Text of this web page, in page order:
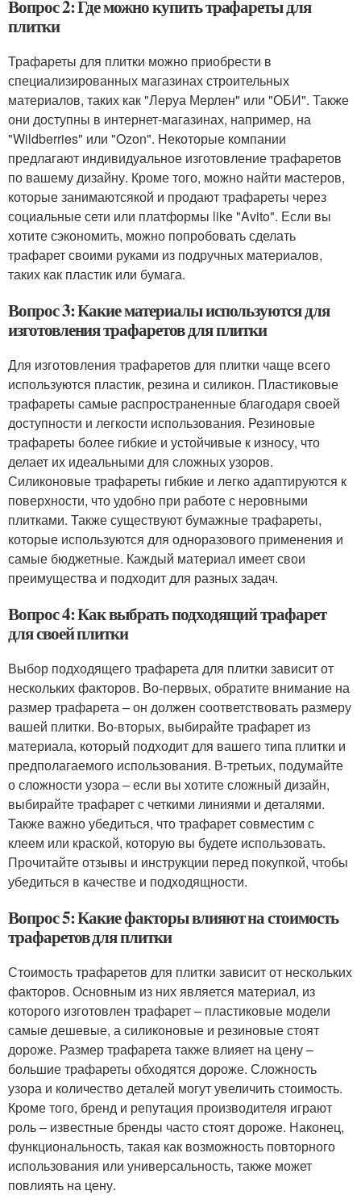
Вопрос 2: Где можно купить трафареты для
плитки
Трафареты для плитки можно приобрести в
специализированных магазинах строительных
материалов, таких как "Леруа Мерлен" или "ОБИ". Также
они доступны в интернет-магазинах, например, на
"Wildberries" или "Ozon". Некоторые компании
предлагают индивидуальное изготовление трафаретов
по вашему дизайну. Кроме того, можно найти мастеров,
которые занимаютсякой и продают трафареты через
социальные сети или платформы like "Avito". Если вы
хотите сэкономить, можно попробовать сделать
трафарет своими руками из подручных материалов,
таких как пластик или бумага.
Вопрос 3: Какие материалы используются для
изготовления трафаретов для плитки
Для изготовления трафаретов для плитки чаще всего
используются пластик, резина и силикон. Пластиковые
трафареты самые распространенные благодаря своей
доступности и легкости использования. Резиновые
трафареты более гибкие и устойчивые к износу, что
делает их идеальными для сложных узоров.
Силиконовые трафареты гибкие и легко адаптируются к
поверхности, что удобно при работе с неровными
плитками. Также существуют бумажные трафареты,
которые используются для одноразового применения и
самые бюджетные. Каждый материал имеет свои
преимущества и подходит для разных задач.
Вопрос 4: Как выбрать подходящий трафарет
для своей плитки
Выбор подходящего трафарета для плитки зависит от
нескольких факторов. Во-первых, обратите внимание на
размер трафарета – он должен соответствовать размеру
вашей плитки. Во-вторых, выбирайте трафарет из
материала, который подходит для вашего типа плитки и
предполагаемого использования. В-третьих, подумайте
о сложности узора – если вы хотите сложный дизайн,
выбирайте трафарет с четкими линиями и деталями.
Также важно убедиться, что трафарет совместим с
клеем или краской, которую вы будете использовать.
Прочитайте отзывы и инструкции перед покупкой, чтобы
убедиться в качестве и подходящности.
Вопрос 5: Какие факторы влияют на стоимость
трафаретов для плитки
Стоимость трафаретов для плитки зависит от нескольких
факторов. Основным из них является материал, из
которого изготовлен трафарет – пластиковые модели
самые дешевые, а силиконовые и резиновые стоят
дороже. Размер трафарета также влияет на цену –
большие трафареты обходятся дороже. Сложность
узора и количество деталей могут увеличить стоимость.
Кроме того, бренд и репутация производителя играют
роль – известные бренды часто стоят дороже. Наконец,
функциональность, такая как возможность повторного
использования или универсальность, также может
повлиять на цену.